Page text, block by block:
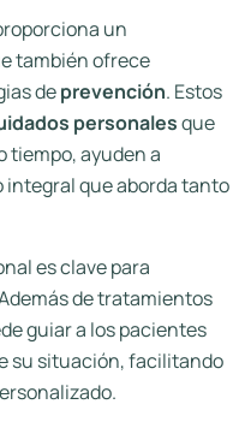
un
también ofrece
deprevención. Estos
personalesque
tiempo, ayuden a
integral que aborda tanto
es clave para
de tratamientos
guiar a los pacientes
su situación, facilitando